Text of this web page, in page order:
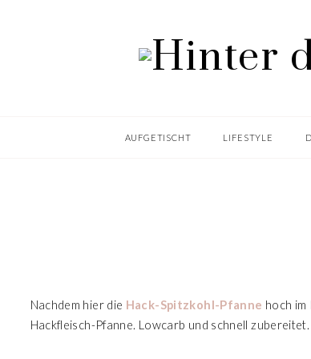
AUFGETISCHT LIFESTYLE
Nachdem hier die Hack-Spitzkohl-Pfanne hoch im
Hackfleisch-Pfanne. Lowcarb und schnell zubereitet.